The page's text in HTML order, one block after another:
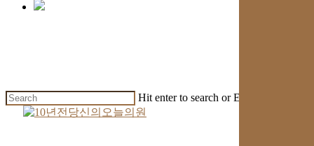
Hit enter to search or ESC to close
Close